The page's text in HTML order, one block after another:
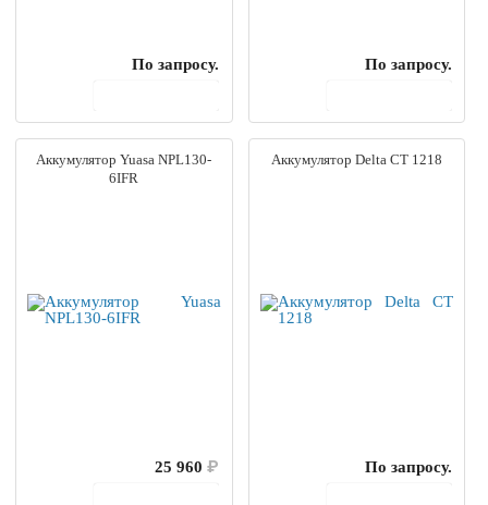
По запросу.
По запросу.
Аккумулятор Yuasa NPL130-
6IFR
25 960₽
Аккумулятор Delta CT 1218
По запросу.